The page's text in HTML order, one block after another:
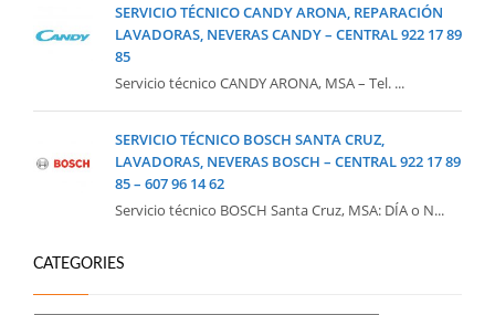
SERVICIO TÉCNICO CANDY ARONA, REPARACIÓN
LAVADORAS, NEVERAS CANDY – CENTRAL 922 17 89
85
Servicio técnico CANDY ARONA, MSA – Tel. ...
SERVICIO TÉCNICO BOSCH SANTA CRUZ,
LAVADORAS, NEVERAS BOSCH – CENTRAL 922 17 89
85 – 607 96 14 62
Servicio técnico BOSCH Santa Cruz, MSA: DÍA o N...
CATEGORIES